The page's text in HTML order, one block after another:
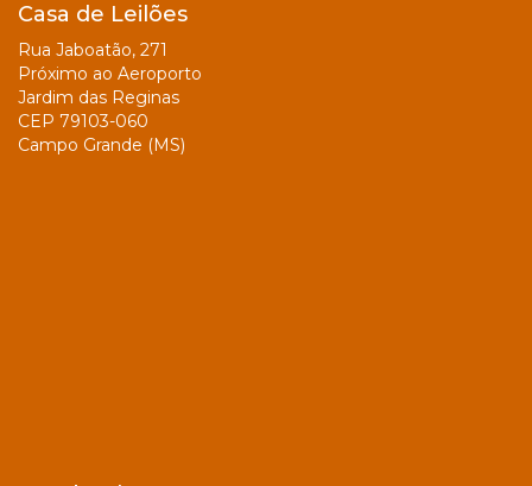
Casa de Leilões
Rua Jaboatão, 271
Próximo ao Aeroporto
Jardim das Reginas
CEP 79103-060
Campo Grande (MS)